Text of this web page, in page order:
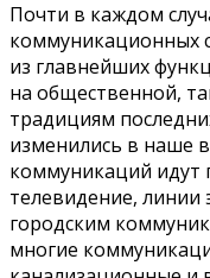
Почти в каждом
коммуникационных
из главнейших
на общественной,
традициям
изменились в наше
коммуникаций идут
телевидение, линии
городским
многие